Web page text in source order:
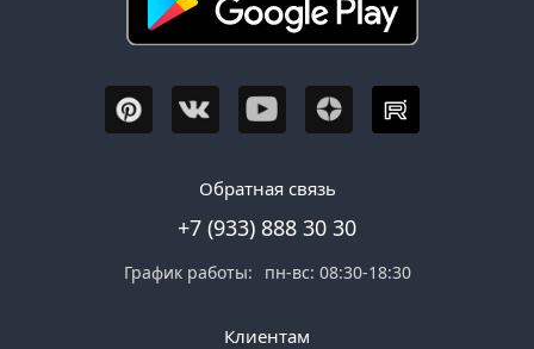
Обратная связь
+7 (933) 888 30 30
График работы: пн-вс: 08:30-18:30
Клиентам